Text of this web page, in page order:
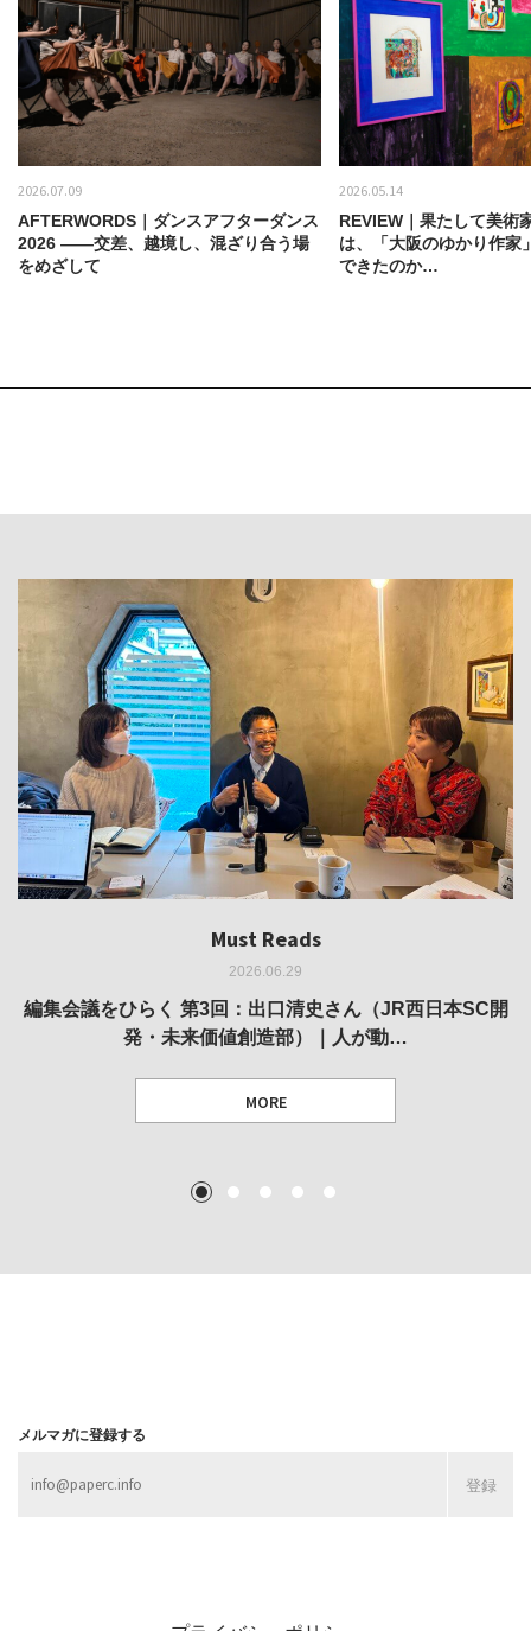
2026.07.09
AFTERWORDS｜ダンスアフターダンス
2026 ——交差、越境し、混ざり合う場
をめざして
2026.05.14
REVIEW｜果たして美術
は、「大阪のゆかり作家
できたのか…
Must Reads
2026.06.29
編集会議をひらく 第3回：出口清史さん（JR西日本SC開
発・未来価値創造部）｜人が動…
MORE
Must Reads
2026.05.14
REVIEW｜果たして美術家・梅津庸一は、「大阪のゆかり
作家」となることができたのか…
Must Reads
2026.03.11
REPORT｜博覧会の残像
MORE
Must Reads
2026.02.25
REVIEW｜菊池聡太朗 個展「余りの風景」
MORE
Must Reads
2025.10.01
REVIEW｜生の存在証明としての線——「ライフライン」
展
1 2 3 4 5
メルマガに登録する